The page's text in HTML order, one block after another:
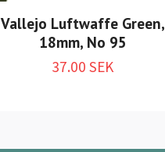
Vallejo Luftwaffe Green,
18mm, No 95
37.00 SEK